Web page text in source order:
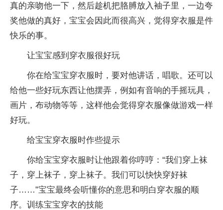
真的亲吻他一下，然后趁机把胳膊放入袖子里，一边夸
奖他做的真好，宝宝会因此而很高兴，觉得穿衣服是件
快乐的事。
让宝宝感到穿衣服很好玩
你在给宝宝穿衣服时，要对他讲话，唱歌。还可以
给他一些好玩东西让他摆弄，例如有音响的手摇玩具，
画片，布动物等等，这样他会觉得穿衣服像做游戏一样
好玩。
给宝宝穿衣服时作些提示
你给宝宝穿衣服时让他跟着你哼哼：“我们穿上袜
子，穿上袜子，穿上袜子。我们可以快快穿好袜
子……”宝宝最终会听懂你的意思和明白穿衣服的顺
序。训练宝宝穿衣的技能